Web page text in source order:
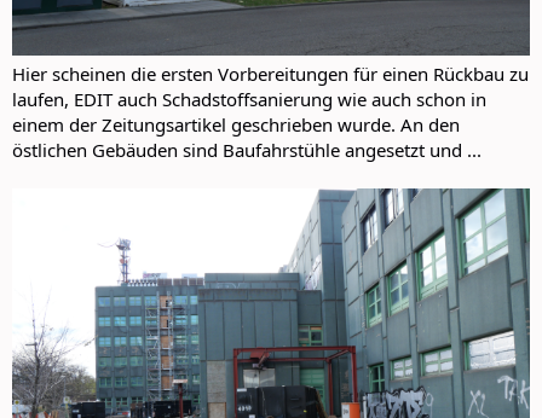
Hier scheinen die ersten Vorbereitungen für einen Rückbau zu
laufen, EDIT auch Schadstoffsanierung wie auch schon in
einem der Zeitungsartikel geschrieben wurde. An den
östlichen Gebäuden sind Baufahrstühle angesetzt und ...